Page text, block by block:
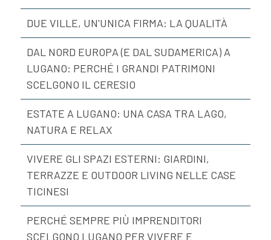
DUE VILLE, UN'UNICA FIRMA: LA QUALITÀ
DAL NORD EUROPA (E DAL SUDAMERICA) A
LUGANO: PERCHÉ I GRANDI PATRIMONI
SCELGONO IL CERESIO
ESTATE A LUGANO: UNA CASA TRA LAGO,
NATURA E RELAX
VIVERE GLI SPAZI ESTERNI: GIARDINI,
TERRAZZE E OUTDOOR LIVING NELLE CASE
TICINESI
PERCHÉ SEMPRE PIÙ IMPRENDITORI
SCELGONO LUGANO PER VIVERE E